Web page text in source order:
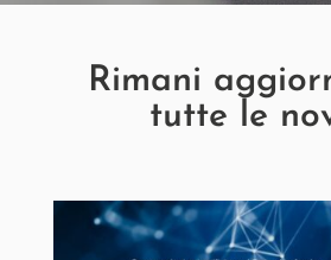
Rimani
tutte le